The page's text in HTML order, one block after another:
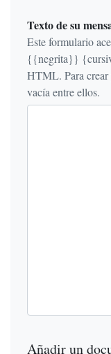
Texto de su
Este formulario
{{negrita}} {cursiva}
HTML. Para crear
vacía entre ellos.
Añadir un